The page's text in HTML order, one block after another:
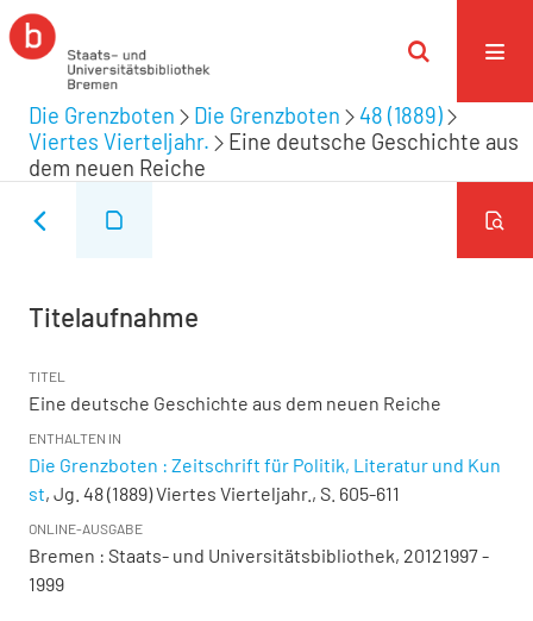
Die Grenzboten Die Grenzboten
48 (1889)
Viertes Vierteljahr.
Eine deutsche Geschichte aus
dem neuen Reiche
Titelaufnahme
TITEL
Eine deutsche Geschichte aus dem neuen Reiche
ENTHALTEN IN
Die Grenzboten : Zeitschrift für Politik, Literatur und Kun
st, Jg. 48 (1889) Viertes Vierteljahr., S. 605-611
ONLINE-AUSGABE
Bremen : Staats- und Universitätsbibliothek, 20121997 -
1999